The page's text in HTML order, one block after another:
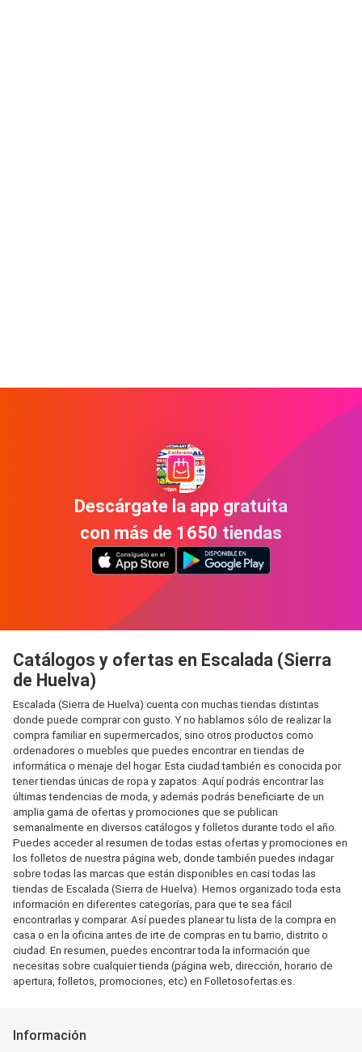
Descárgate la app gratuita
con más de 1650 tiendas
Catálogos y ofertas en Escalada (Sierra
de Huelva)
Escalada (Sierra de Huelva) cuenta con muchas tiendas distintas
donde puede comprar con gusto. Y no hablamos sólo de realizar la
compra familiar en supermercados, sino otros productos como
ordenadores o muebles que puedes encontrar en tiendas de
informática o menaje del hogar. Esta ciudad también es conocida por
tener tiendas únicas de ropa y zapatos. Aquí podrás encontrar las
últimas tendencias de moda, y además podrás beneficiarte de un
amplia gama de ofertas y promociones que se publican
semanalmente en diversos catálogos y folletos durante todo el año.
Puedes acceder al resumen de todas estas ofertas y promociones en
los folletos de nuestra página web, donde también puedes indagar
sobre todas las marcas que están disponibles en casi todas las
tiendas de Escalada (Sierra de Huelva). Hemos organizado toda esta
información en diferentes categorías, para que te sea fácil
encontrarlas y comparar. Así puedes planear tu lista de la compra en
casa o en la oficina antes de irte de compras en tu barrio, distrito o
ciudad. En resumen, puedes encontrar toda la información que
necesitas sobre cualquier tienda (página web, dirección, horario de
apertura, folletos, promociones, etc) en Folletosofertas.es.
Información